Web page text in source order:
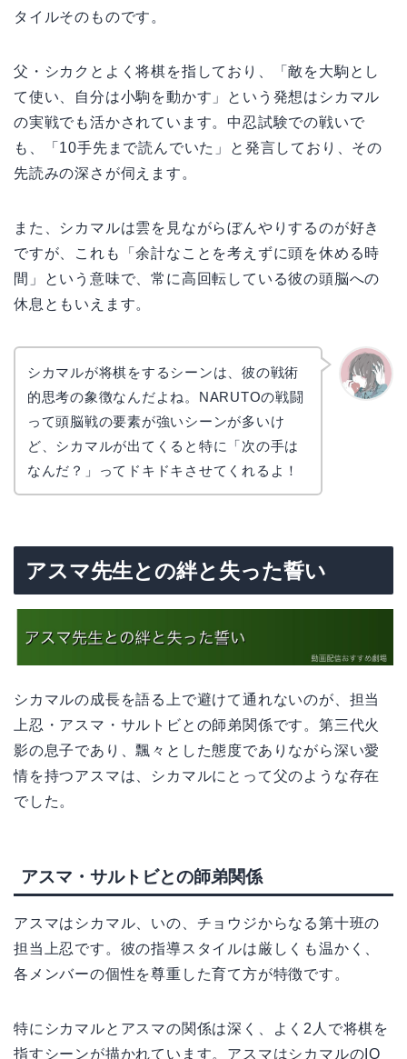
タイルそのものです。
父・シカクとよく将棋を指しており、「敵を大駒とし
て使い、自分は小駒を動かす」という発想はシカマル
の実戦でも活かされています。中忍試験での戦いで
も、「10手先まで読んでいた」と発言しており、その
先読みの深さが伺えます。
また、シカマルは雲を見ながらぼんやりするのが好き
ですが、これも「余計なことを考えずに頭を休める時
間」という意味で、常に高回転している彼の頭脳への
休息ともいえます。
シカマルが将棋をするシーンは、彼の戦術
的思考の象徴なんだよね。NARUTOの戦闘
って頭脳戦の要素が強いシーンが多いけ
ど、シカマルが出てくると特に「次の手は
なんだ？」ってドキドキさせてくれるよ！
アスマ先生との絆と失った誓い
シカマルの成長を語る上で避けて通れないのが、担当
上忍・アスマ・サルトビとの師弟関係です。第三代火
影の息子であり、飄々とした態度でありながら深い愛
情を持つアスマは、シカマルにとって父のような存在
でした。
アスマ・サルトビとの師弟関係
アスマはシカマル、いの、チョウジからなる第十班の
担当上忍です。彼の指導スタイルは厳しくも温かく、
各メンバーの個性を尊重した育て方が特徴です。
特にシカマルとアスマの関係は深く、よく2人で将棋を
指すシーンが描かれています。アスマはシカマルのIQ